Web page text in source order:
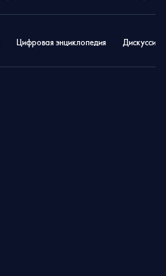
Цифровая энциклопедия